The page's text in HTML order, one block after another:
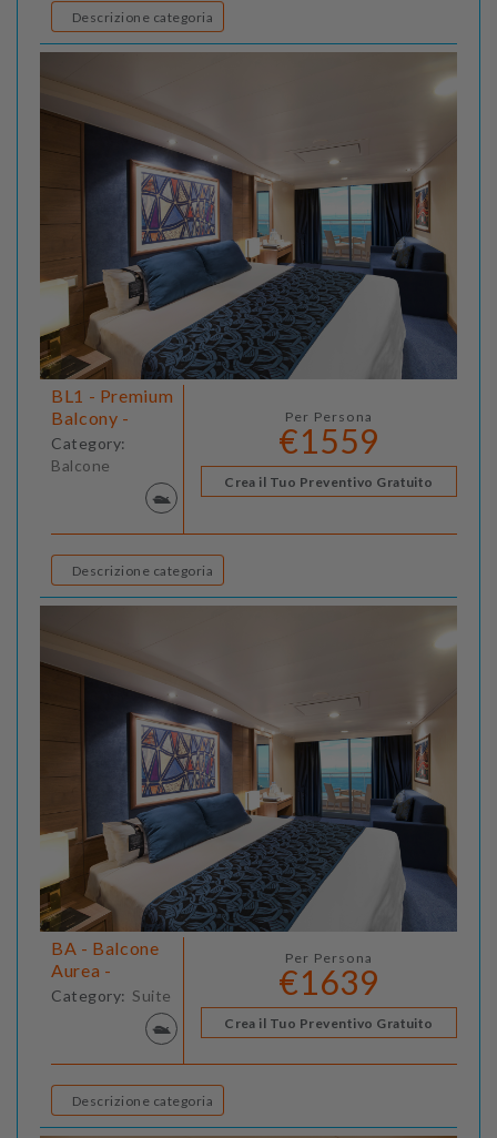
Descrizione categoria
BL1 - Premium
Balcony -
Category:
Balcone
Per Persona
€1559
Crea il Tuo Preventivo Gratuito
Descrizione categoria
BA - Balcone
Aurea -
Category: Suite
Per Persona
€1639
Crea il Tuo Preventivo Gratuito
Descrizione categoria